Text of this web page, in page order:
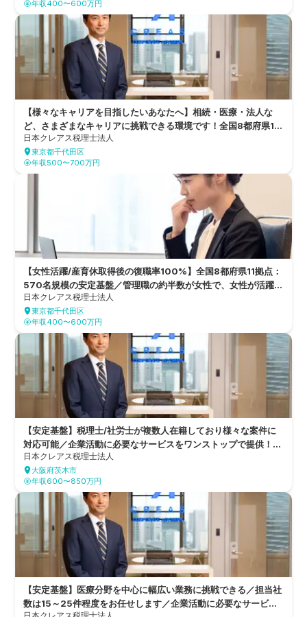
年収400〜600万円
【様々なキャリアを目指したいあなたへ】相続・医療・法人な
ど、さまざまなキャリアに挑戦できる環境です！全国8都府県11
拠点を構え、6つのグループ会社を持つ総合的なコンサルティン
グファーム
日本クレアス税理士法人
東京都千代田区
年収500〜700万円
【女性活躍/産育休取得後の復職率100%】全国8都府県11拠点：
570名規模の安定基盤／管理職の約半数が女性で、女性が活躍で
きる環境が整った総合型税理士法人
日本クレアス税理士法人
東京都千代田区
年収400〜600万円
【安定基盤】税理士/社労士が複数人在籍しており様々な案件に
対応可能／企業活動に必要なサービスをワンストップで提供！全
国8都府県11拠点を構え、6つのグループ会社を持つ総合的なコ
ンサルティングファーム
日本クレアス税理士法人
大阪府茨木市
年収600〜850万円
【安定基盤】医療分野を中心に幅広い業務に挑戦できる／担当社
数は15～25件程度をお任せします／企業活動に必要なサービス